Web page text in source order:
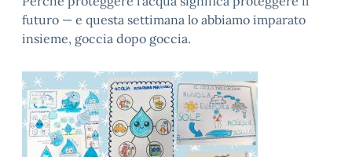
futuro — e questa settimana lo abbiamo imparato
insieme, goccia dopo goccia.